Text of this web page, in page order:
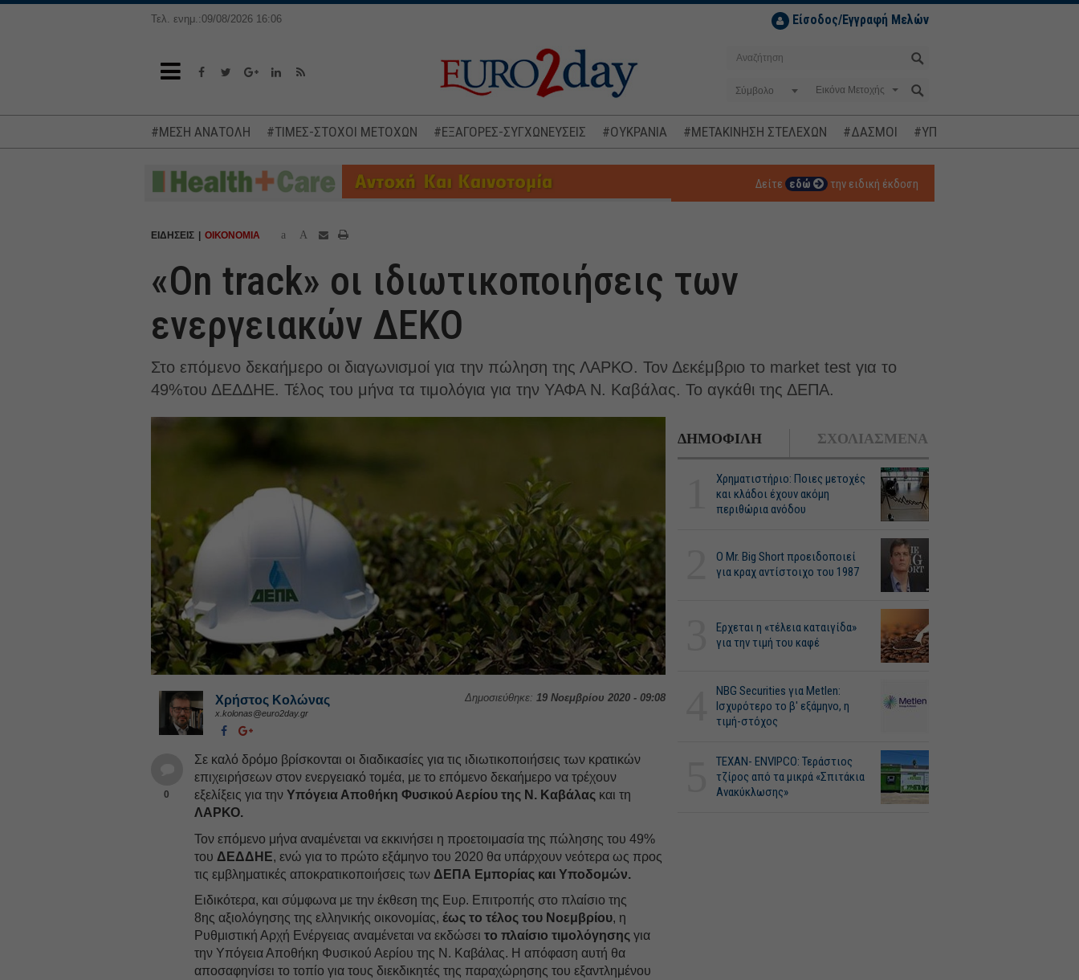
Τελ. ενημ.:09/08/2026 16:06 Είσοδος/Εγγραφή Μελών
Σύμβολο
#ΜΕΣΗ ΑΝΑΤΟΛΗ #ΤΙΜΕΣ-ΣΤΟΧΟΙ ΜΕΤΟΧΩΝ #ΕΞΑΓΟΡΕΣ-ΣΥΓΧΩΝΕΥΣΕΙΣ #ΟΥΚΡΑΝΙΑ #ΜΕΤΑΚΙΝΗΣΗ ΣΤΕΛΕΧΩΝ #ΔΑΣΜΟΙ #ΥΠΟΚΛΟΠΕΣ
Δείτε εδώ την ειδική έκδοση
ΕΙΔΗΣΕΙΣ ΟΙΚΟΝΟΜΙΑ a A
«On track» οι ιδιωτικοποιήσεις των
ενεργειακών ΔΕΚΟ
Στο επόμενο δεκαήμερο οι διαγωνισμοί για την πώληση της ΛΑΡΚΟ. Τον Δεκέμβριο το market test για το
49%του ΔΕΔΔΗΕ. Τέλος του μήνα τα τιμολόγια για την ΥΑΦΑ Ν. Καβάλας. Το αγκάθι της ΔΕΠΑ.
Δημοσιεύθηκε: 19 Νοεμβρίου 2020 - 09:08
Χρήστος Κολώνας
x.kolonas@euro2day.gr
0
Σε καλό δρόμο βρίσκονται οι διαδικασίες για τις ιδιωτικοποιήσεις των κρατικών
επιχειρήσεων στον ενεργειακό τομέα, με το επόμενο δεκαήμερο να τρέχουν
εξελίξεις για την Υπόγεια Αποθήκη Φυσικού Αερίου της Ν. Καβάλας και τη
ΛΑΡΚΟ.
Τον επόμενο μήνα αναμένεται να εκκινήσει η προετοιμασία της πώλησης του 49%
τουΔΕΔΔΗΕ, ενώ για το πρώτο εξάμηνο του 2020 θα υπάρχουν νεότερα ως προς
τις εμβληματικές αποκρατικοποιήσεις τωνΔΕΠΑ Εμπορίας και Υποδομών.
Ειδικότερα, και σύμφωνα με την έκθεση της Ευρ. Επιτροπής στο πλαίσιο της
8ης αξιολόγησης της ελληνικής οικονομίας, έως το τέλος του Νοεμβρίου, η
Ρυθμιστική Αρχή Ενέργειας αναμένεται να εκδώσειτο πλαίσιο τιμολόγησης για
την Υπόγεια Αποθήκη Φυσικού Αερίου της Ν. Καβάλας. Η απόφαση αυτή θα
αποσαφηνίσει το τοπίο για τους διεκδικητές της παραχώρησης του εξαντλημένου
ΔΗΜΟΦΙΛΗ ΣΧΟΛΙΑΣΜΕΝΑ
Χρηματιστήριο: Ποιες μετοχές
και κλάδοι έχουν ακόμη
περιθώρια ανόδου
O Mr. Big Short προειδοποιεί
για κραχ αντίστοιχο του 1987
Ερχεται η «τέλεια καταιγίδα»
για την τιμή του καφέ
NBG Securities για Metlen:
Ισχυρότερο το β' εξάμηνο, η
τιμή-στόχος
ΤΕΧΑΝ- ENVIPCO: Τεράστιος
τζίρος από τα μικρά «Σπιτάκια
Ανακύκλωσης»